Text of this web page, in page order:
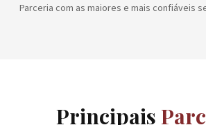
Parceria com as maiores e mais confiáveis
Principais